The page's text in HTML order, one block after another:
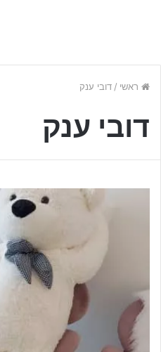
ראשי / דובי ענק
דובי ענק